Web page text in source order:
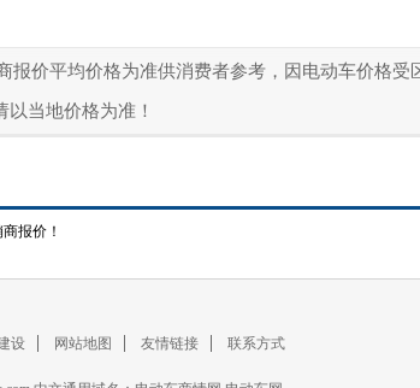
报价平均价格为准供消费者参考，因电动车价格受
当地价格为准！
报价！
设 网站地图 友情链接 联系方式